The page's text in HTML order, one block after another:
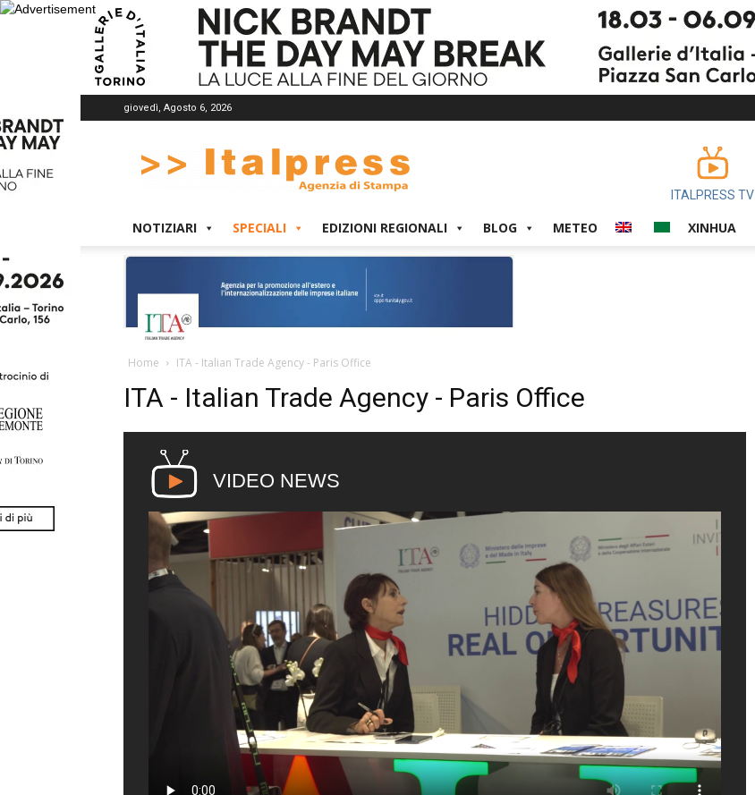
giovedì, Agosto 6, 2026
ITALPRESS TV
NOTIZIARI SPECIALI EDIZIONI REGIONALI BLOG METEO XINHUA
Home ITA - Italian Trade Agency - Paris Office
ITA - Italian Trade Agency - Paris Office
VIDEO NEWS